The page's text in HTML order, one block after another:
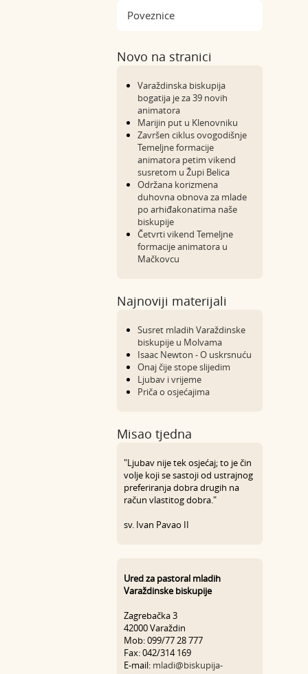
Poveznice
Novo na stranici
Varaždinska biskupija
bogatija je za 39 novih
animatora
Marijin put u Klenovniku
Završen ciklus ovogodišnje
Temeljne formacije
animatora petim vikend
susretom u Župi Belica
Održana korizmena
duhovna obnova za mlade
po arhiđakonatima naše
biskupije
Četvrti vikend Temeljne
formacije animatora u
Mačkovcu
Najnoviji materijali
Susret mladih Varaždinske
biskupije u Molvama
Isaac Newton - O uskrsnuću
Onaj čije stope slijedim
Ljubav i vrijeme
Priča o osjećajima
Misao tjedna
"Ljubav nije tek osjećaj; to je čin
volje koji se sastoji od ustrajnog
preferiranja dobra drugih na
račun vlastitog dobra."
sv. Ivan Pavao II
Ured za pastoral mladih
Varaždinske biskupije
Zagrebačka 3
42000 Varaždin
Mob: 099/77 28 777
Fax: 042/314 169
E-mail: mladi@biskupija-